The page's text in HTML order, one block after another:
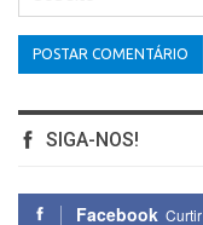
SIGA-NOS!
Facebook Curtir